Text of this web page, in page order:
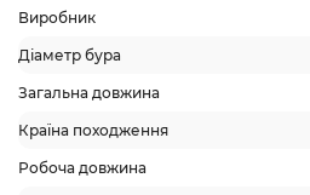
Виробник
Діаметр бура
Загальна довжина
Країна походження
Робоча довжина